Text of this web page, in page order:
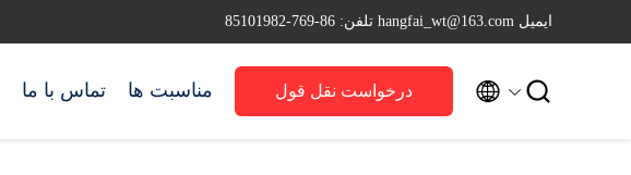
ایمیل hangfai_wt@163.com تلفن: 86-769-85101982
تماس با ما مناسبت ها درخواست نقل قول  